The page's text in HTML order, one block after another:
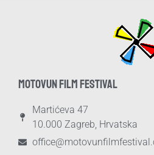
MOTOVUN FILM FESTIVAL
Martićeva 47
10.000 Zagreb, Hrvatska